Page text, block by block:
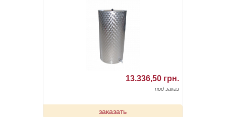
13.336,50 грн.
под заказ
заказать